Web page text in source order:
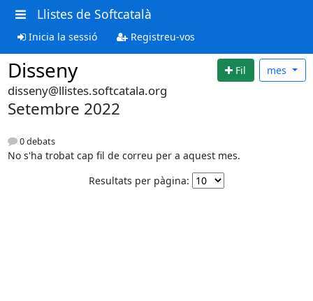
Llistes de Softcatalà
Inicia la sessió Registreu-vos
Disseny Fil mes
disseny@llistes.softcatala.org
Setembre 2022
0 debats
No s'ha trobat cap fil de correu per a aquest mes.
Resultats per pàgina: